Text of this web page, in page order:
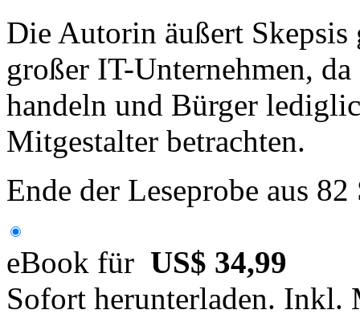
Die Autorin äußert
großer IT-Unternehmen,
handeln und Bürger
Mitgestalter betrachten.
Ende der Leseprobe aus
eBook für US$ 34,99
Sofort herunterladen. Inkl.